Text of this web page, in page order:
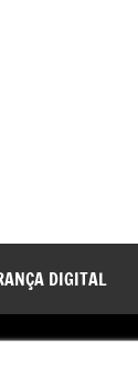
DIGITAL